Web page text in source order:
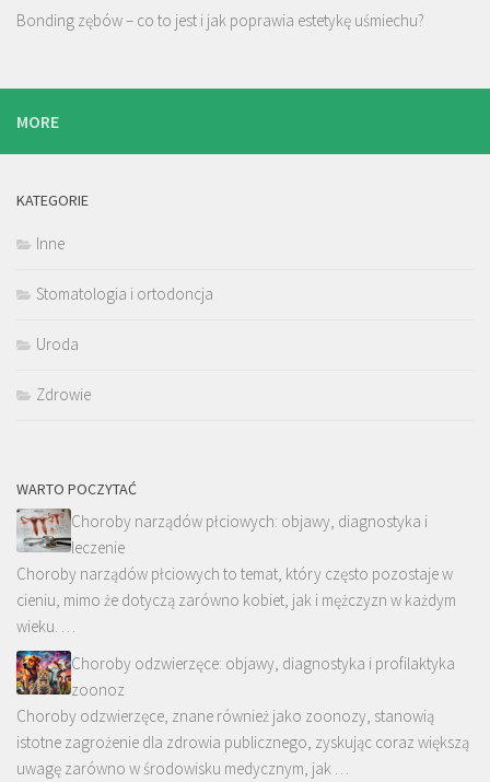
Bonding zębów – co to jest i jak poprawia estetykę uśmiechu?
MORE
KATEGORIE
Inne
Stomatologia i ortodoncja
Uroda
Zdrowie
WARTO POCZYTAĆ
Choroby narządów płciowych: objawy, diagnostyka i
leczenie
Choroby narządów płciowych to temat, który często pozostaje w
cieniu, mimo że dotyczą zarówno kobiet, jak i mężczyzn w każdym
wieku. …
Choroby odzwierzęce: objawy, diagnostyka i profilaktyka
zoonoz
Choroby odzwierzęce, znane również jako zoonozy, stanowią
istotne zagrożenie dla zdrowia publicznego, zyskując coraz większą
uwagę zarówno w środowisku medycznym, jak …